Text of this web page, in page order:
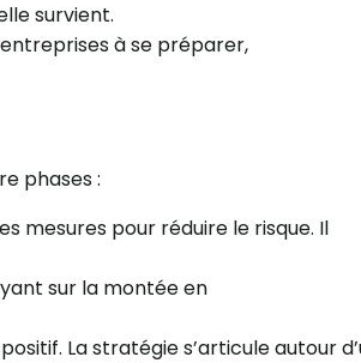
survient.
à se préparer,
phases :
mesures pour réduire le risque. Il
sur la montée en
La stratégie s’articule autour